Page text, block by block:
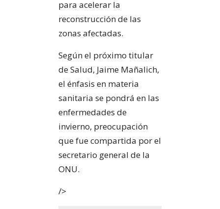
para acelerar la
reconstrucción de las
zonas afectadas.
Según el próximo titular
de Salud, Jaime Mañalich,
el énfasis en materia
sanitaria se pondrá en las
enfermedades de
invierno, preocupación
que fue compartida por el
secretario general de la
ONU.
/>